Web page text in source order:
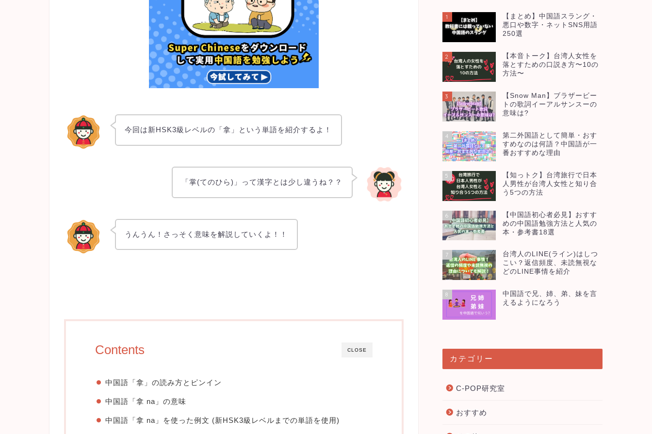
今回は新HSK3級レベルの「拿」という単語を紹介するよ！
「掌(てのひら)」って漢字とは少し違うね？？
うんうん！さっそく意味を解説していくよ！！
CLOSE
Contents
中国語「拿」の読み方とピンイン
中国語「拿 na」の意味
中国語「拿 na」を使った例文 (新HSK3級レベルまでの単語を使用)
1
【まとめ】中国語スラング・
悪口や数字・ネットSNS用語
250選
2
【本音トーク】台湾人女性を
落とすための口説き方〜10の
方法〜
3
【Snow Man】ブラザービー
トの歌詞イーアルサンスーの
意味は?
4
第二外国語として簡単・おす
すめなのは何語？中国語が一
番おすすめな理由
5
【知っトク】台湾旅行で日本
人男性が台湾人女性と知り合
う5つの方法
6
【中国語初心者必見】おすす
めの中国語勉強方法と人気の
本・参考書18選
7
台湾人のLINE(ライン)はしつ
こい？返信頻度、未読無視な
どのLINE事情を紹介
8
中国語で兄、姉、弟、妹を言
えるようになろう
カテゴリー
C-POP研究室
おすすめ